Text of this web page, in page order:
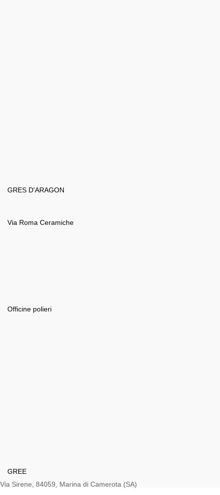
GRES D'ARAGON
Via Roma Ceramiche
Officine polieri
GREE
Via Sirene, 84059, Marina di Camerota (SA)